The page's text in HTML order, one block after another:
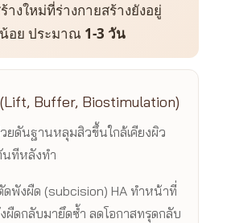
างใหม่ที่ร่างกายสร้างยังอยู่
อย ประมาณ 1-3 วัน
Buffer, Biostimulation)
ยดันฐานหลุมสิวขึ้นใกล้เคียงผิว
นทีหลังทำ
พังผืด (subcision) HA ทำหน้าที่
ผืดกลับมายึดซ้ำ ลดโอกาสทรุดกลับ